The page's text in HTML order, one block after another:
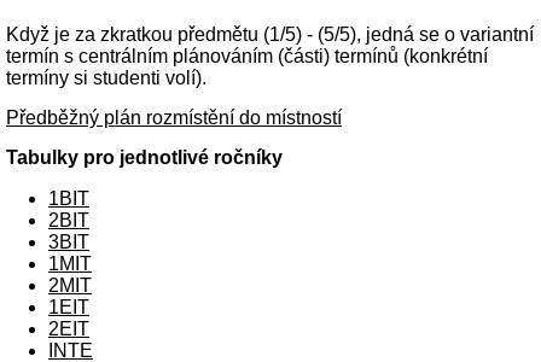
Když je za zkratkou předmětu (1/5) - (5/5), jedná se o variantní
termín s centrálním plánováním (části) termínů (konkrétní
termíny si studenti volí).
Předběžný plán rozmístění do místností
Tabulky pro jednotlivé ročníky
1BIT
2BIT
3BIT
1MIT
2MIT
1EIT
2EIT
INTE